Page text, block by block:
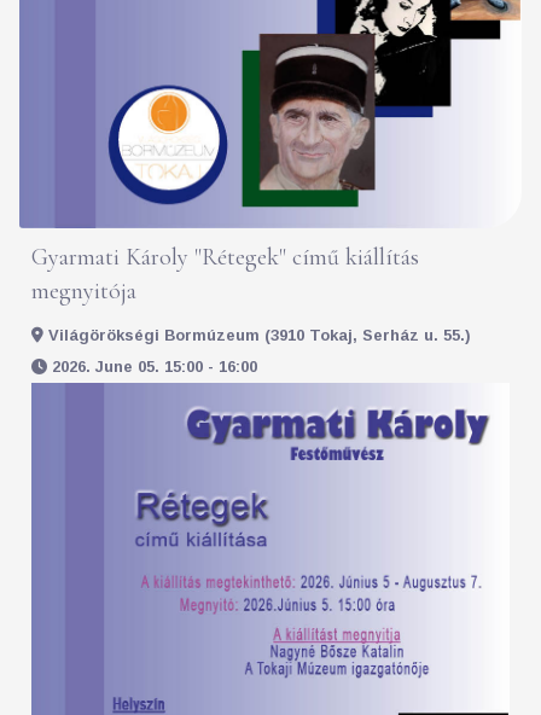
Gyarmati Károly "Rétegek" című kiállítás
megnyitója
Világörökségi Bormúzeum (3910 Tokaj, Serház u. 55.)
2026. June 05. 15:00 - 16:00